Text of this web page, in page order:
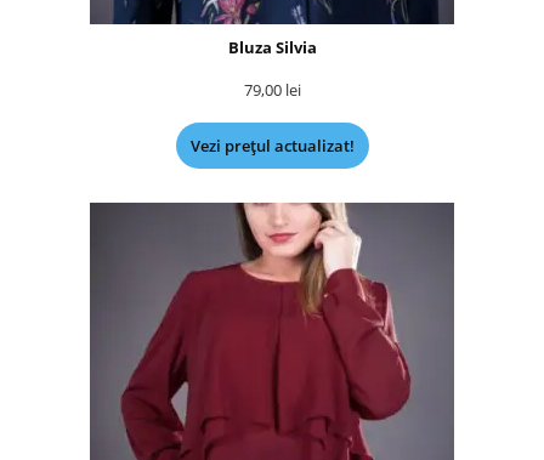
Bluza Silvia
79,00 lei
Vezi prețul actualizat!